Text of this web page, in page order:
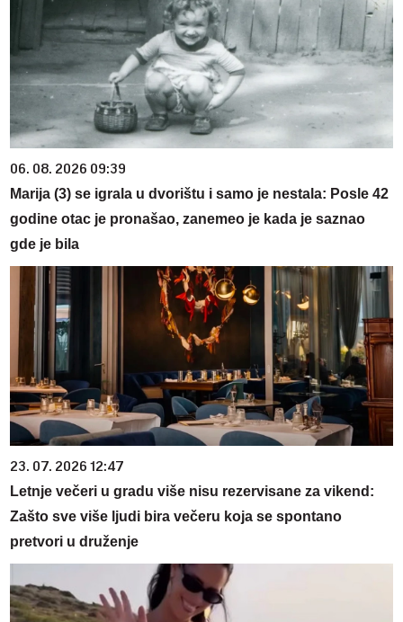
06. 08. 2026 09:39
Marija (3) se igrala u dvorištu i samo je nestala: Posle 42
godine otac je pronašao, zanemeo je kada je saznao
gde je bila
23. 07. 2026 12:47
Letnje večeri u gradu više nisu rezervisane za vikend:
Zašto sve više ljudi bira večeru koja se spontano
pretvori u druženje